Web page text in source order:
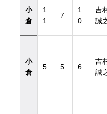
小
倉
1
1
7
1
0
吉
誠
小
倉
5 5 6
吉
誠